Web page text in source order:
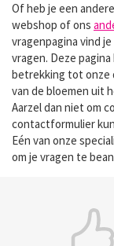
Of heb je een
webshop of ons
vragenpagina vind
vragen. Deze
betrekking tot onze
van de bloemen uit
Aarzel dan niet om
contactformulier
Eén van onze
om je vragen te